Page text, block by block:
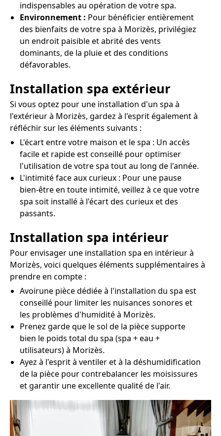
indispensables au opération de votre spa.
Environnement : Pour bénéficier entièrement
des bienfaits de votre spa à Morizès, privilégiez
un endroit paisible et abrité des vents
dominants, de la pluie et des conditions
défavorables.
Installation spa extérieur
Si vous optez pour une installation d'un spa à
l'extérieur à Morizès, gardez à l'esprit également à
réfléchir sur les éléments suivants :
L'écart entre votre maison et le spa : Un accès
facile et rapide est conseillé pour optimiser
l'utilisation de votre spa tout au long de l'année.
L'intimité face aux curieux : Pour une pause
bien-être en toute intimité, veillez à ce que votre
spa soit installé à l'écart des curieux et des
passants.
Installation spa intérieur
Pour envisager une installation spa en intérieur à
Morizès, voici quelques éléments supplémentaires à
prendre en compte :
Avoirune pièce dédiée à l'installation du spa est
conseillé pour limiter les nuisances sonores et
les problèmes d'humidité à Morizès.
Prenez garde que le sol de la pièce supporte
bien le poids total du spa (spa + eau +
utilisateurs) à Morizès.
Ayez à l'esprit à ventiler et à la déshumidification
de la pièce pour contrebalancer les moisissures
et garantir une excellente qualité de l'air.